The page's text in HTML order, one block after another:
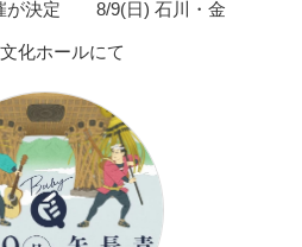
が決定 8/9(日) 石川・金
化ホールにて